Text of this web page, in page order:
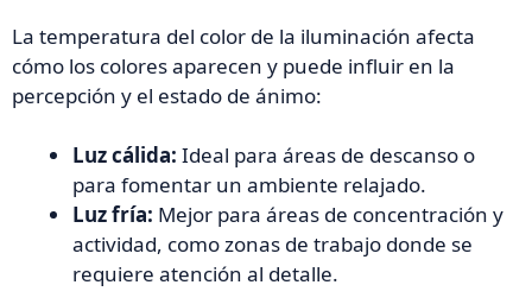
La temperatura del color de la iluminación afecta
cómo los colores aparecen y puede influir en la
percepción y el estado de ánimo:
Luz cálida: Ideal para áreas de descanso o
para fomentar un ambiente relajado.
Luz fría: Mejor para áreas de concentración y
actividad, como zonas de trabajo donde se
requiere atención al detalle.